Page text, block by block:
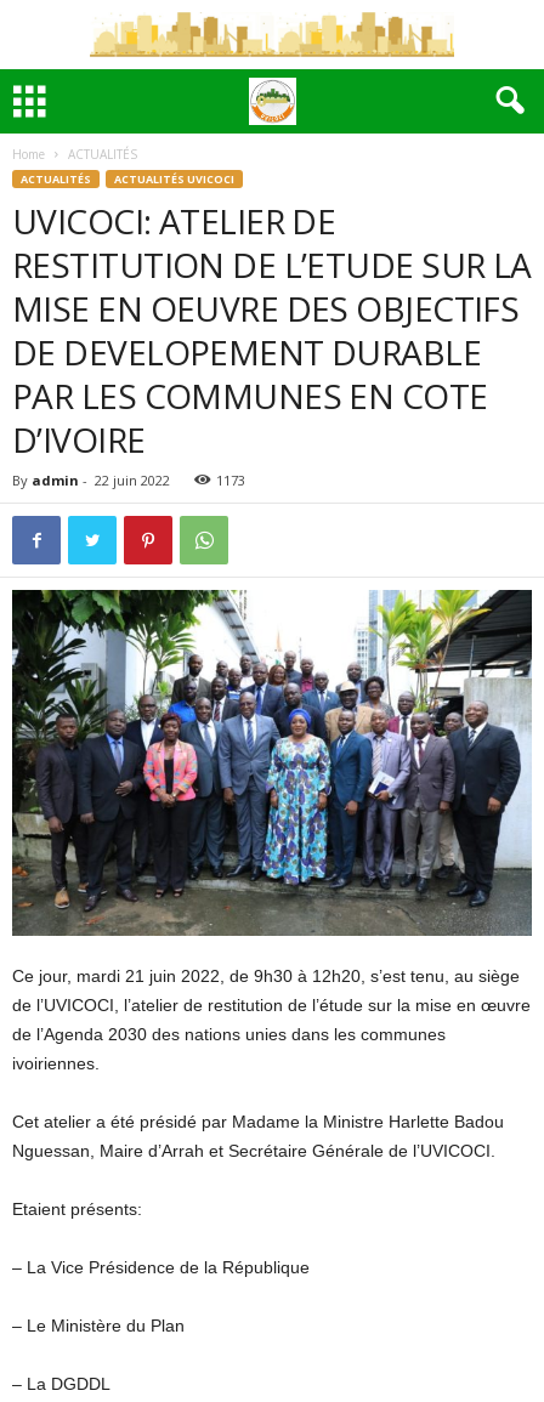
Home ACTUALITÉS
ACTUALITÉS ACTUALITÉS UVICOCI
UVICOCI: ATELIER DE
RESTITUTION DE L’ETUDE SUR LA
MISE EN OEUVRE DES OBJECTIFS
DE DEVELOPEMENT DURABLE
PAR LES COMMUNES EN COTE
D’IVOIRE
By admin - 22 juin 2022 1173
Ce jour, mardi 21 juin 2022, de 9h30 à 12h20, s’est tenu, au siège
de l’UVICOCI, l’atelier de restitution de l’étude sur la mise en œuvre
de l’Agenda 2030 des nations unies dans les communes
ivoiriennes.
Cet atelier a été présidé par Madame la Ministre Harlette Badou
Nguessan, Maire d’Arrah et Secrétaire Générale de l’UVICOCI.
Etaient présents:
– La Vice Présidence de la République
– Le Ministère du Plan
– La DGDDL